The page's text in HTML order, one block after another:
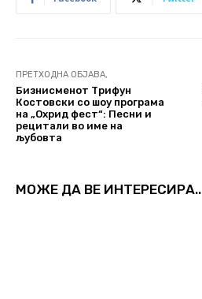
ПРЕТХОДНА ОБЈАВА,
Бизнисменот Трифун
Костовски со шоу програма
на „Охрид фест“: Песни и
рецитали во име на
љубовта
МОЖЕ ДА ВЕ ИНТЕРЕСИРА..